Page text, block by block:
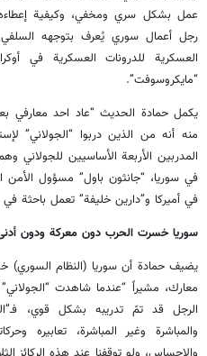
عمل بشكل سري ومخفي، وكيفية إعطاءه
رجل أعمال سوري يُعرف بتوجهه
العسكرية للدرونات العسكرية في
“مايكروسوفت”.
يكمل حمادة الحديث “عاد احد معارفي
منه أنه من الذين دربوا “الجولاني”
المدربين الأربعة الأساسيين للجولاني
في سوريا، “جانثون باول” مسؤول الأمن
في أميركا و”دارين خليفة” تعمل باحثة
سوريا خسرت الحرب دون معركة ودون
يضيف حمادة أن سوريا (النظام السوري)
معارك، مشيراً “عندما شاهدت
الرجل قد تمّ تدريبه بشكل قوي،